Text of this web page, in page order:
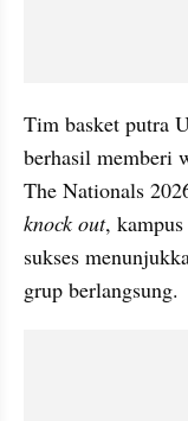
Tim basket putra
berhasil memberi
knock out,
sukses
grup berlangsung.